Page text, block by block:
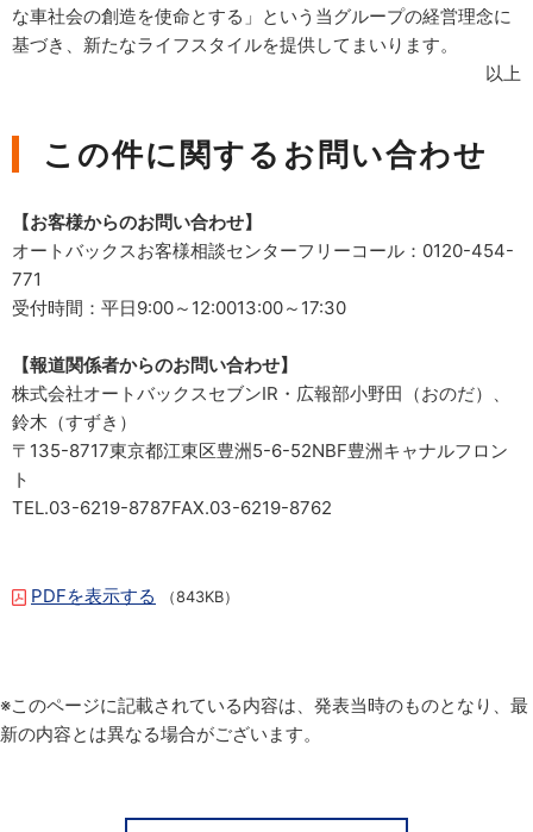
な車社会の創造を使命とする」という当グループの経営理念に
基づき、新たなライフスタイルを提供してまいります。
以上
この件に関するお問い合わせ
【お客様からのお問い合わせ】
オートバックスお客様相談センターフリーコール：0120-454-
771
受付時間：平日9:00～12:0013:00～17:30
【報道関係者からのお問い合わせ】
株式会社オートバックスセブンIR・広報部小野田（おのだ）、
鈴木（すずき）
〒135-8717東京都江東区豊洲5-6-52NBF豊洲キャナルフロン
ト
TEL.03-6219-8787FAX.03-6219-8762
PDFを表示する （843KB）
※このページに記載されている内容は、発表当時のものとなり、最
新の内容とは異なる場合がございます。